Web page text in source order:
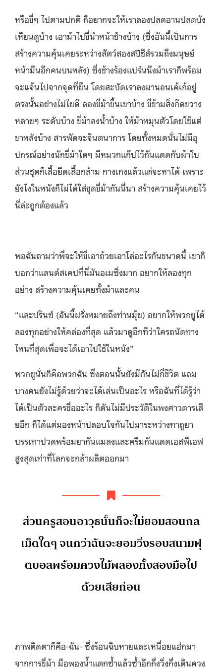
หรือขี่ๆ ไปตามปกติ ก็อยากจะให้เราลองปลดอานปลดบัง
เหียนดูบ้าง เอาม้าไปขี่นำหน้าช้างบ้าง (ซึ่งอันนี้เป็นการ
สร้างความคุ้นเคยระหว่างสัตว์สองสปีชีส์รวมถึงมนุษย์
หน้ามึนอีกคนบนหลัง) ซึ่งช้างร้องแปร๋นนึงม้าเราก็พร้อม
จะแจ้นไปจากจุดที่ยืน โดยสะบัดเราลงมานอนเค้เก้อยู่
ตรงนั้นอย่างไม่ไยดี ลองขี่ม้าขึ้นเขาบ้าง ขี่ข้ามสิ่งกีดขวาง
หลายๆ ระดับบ้าง ขี่ม้าลงน้ำบ้าง ให้ม้าหมุนตัวโดยใช้แต่
ขาหลังบ้าง สารพัดจะจินตนาการ โดยทั้งหมดนั่นไม่มีอุ
ปกรณ์อย่างนักขี่ม้าใดๆ มีหมวกแก๊ปไว้กันแดดกับผ้าใบ
ส่วนชุดก็เสื้อยืดเสื้อกล้าม กางเกงแล้วแต่จะหาได้ เพราะ
ยังไงในหนังก็ไม่ได้ใส่ชุดขี่ม้ากันนี่นา สร้างความคุ้นเคยไว้
นี่ล่ะถูกต้องแล้ว
พอฉันถามว่าพี่จะให้ขี่เอาถ้วยเอาโล่อะไรกันขนาดนี้ เขาก็
บอกว่าแลนด์สเคปที่นี่มันอเมซิ่งมาก อยากให้ลองทุก
อย่าง สร้างความคุ้นเคยทั้งม้าและคน
“และปรินซ์ (อันนี้ฝรั่งหมายถึงท่านมุ้ย) อยากให้พวกยูได้
ลองทุกอย่างให้คล่องที่สุด แล้วมาดูอีกทีว่าใครถนัดทาง
ไหนที่สุดเพื่อจะได้เอาไปใช้ในหนัง”
พวกยูนั่นก็คือพวกฉัน ซึ่งตอนนั้นยังมีกันไม่กี่ชีวิต แถม
บางคนยังไม่รู้ด้วยว่าจะได้เล่นเป็นอะไร หรือฉันที่ได้รู้ว่า
ได้เป็นตัวละครชื่ออะไร ก็ดันไม่มีประวัติในพงศาวดารเสี
ยอีก ก็ได้แต่มองหน้าปลอบใจกันไปมาระหว่างทาถูยา
บรรเทาปวดพร้อมยากันแมลงและครีมกันแดดเอสพีเอฟ
สูงสุดเท่าที่โลกจะกล้าผลิตออกมา
ส่วนครูสอนอาวุธนั้นก็จะไม่ยอมสอนกล
เม็ดใดๆ จนกว่าฉันจะยอมวิ่งรอบสนามฟุ
ตบอลพร้อมควงไม้พลองทั้งสองมือไป
ด้วยเสียก่อน
ภาพติดตาก็คือ-ฉัน- ซึ่งร้อนฉิบหายและเหนื่อยแฮ่กมา
จากการขี่ม้า มือพองน้ำแตกซ้ำแล้วซ้ำอีกกึ่งวิ่งกึ่งเดินควง